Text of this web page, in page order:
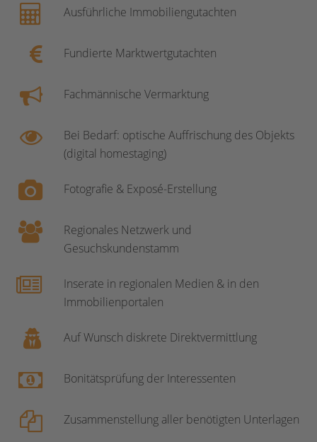
Ausführliche Immobiliengutachten
Fundierte Marktwertgutachten
Fachmännische Vermarktung
Bei Bedarf: optische Auffrischung des Objekts
(digital homestaging)
Fotografie & Exposé-Erstellung
Regionales Netzwerk und
Gesuchskundenstamm
Inserate in regionalen Medien & in den
Immobilienportalen
Auf Wunsch diskrete Direktvermittlung
Bonitätsprüfung der Interessenten
Zusammenstellung aller benötigten Unterlagen